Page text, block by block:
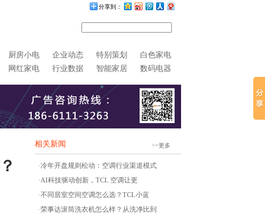
分享到：
厨房小电 企业动态 特别策划
白色家电
网红家电 行业数据 智能家居 数码电器
相关新闻 >>更多
·冷年开盘规则松动：空调行业渠道模式
·AI科技驱动创新，TCL 空调让更
·不同居室空间空调怎么选？TCL小蓝
·荣事达滚筒洗衣机怎么样？从洗净比到